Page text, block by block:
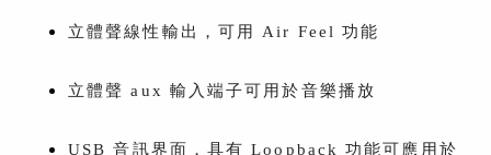
立體聲線性輸出，可用 Air Feel 功能
立體聲 aux 輸入端子可用於音樂播放
USB 音訊界面，具有 Loopback 功能可應用於